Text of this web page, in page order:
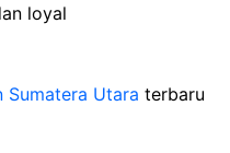
loyal
Sumatera Utara terbaru